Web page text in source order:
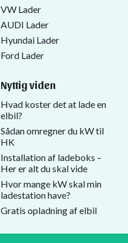
VW Lader
AUDI Lader
Hyundai Lader
Ford Lader
Nyttig viden
Hvad koster det at lade en
elbil?
Sådan omregner du kW til
HK
Installation af ladeboks –
Her er alt du skal vide
Hvor mange kW skal min
ladestation have?
Gratis opladning af elbil